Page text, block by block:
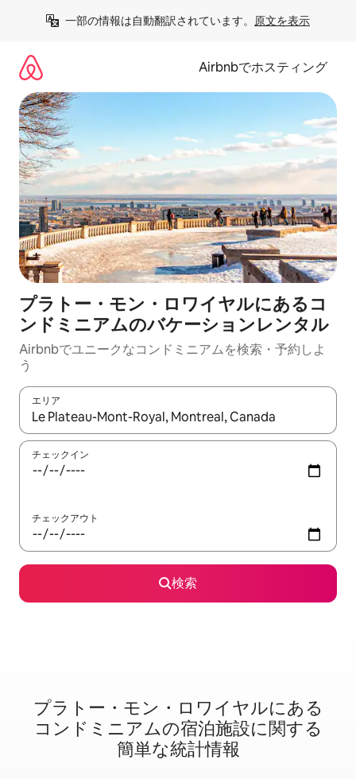
一部の情報は自動翻訳されています。 原文を表示
Airbnbでホスティング
プラトー・モン・ロワイヤルにあるコ
ンドミニアムのバケーションレンタル
Airbnbでユニークなコンドミニアムを検索・予約しよ
う
エリア
検索結果が表示されたら、上下の矢印キーを使って移動するか
チェックイン
チェックアウト
検索
プラトー・モン・ロワイヤルに⁠あ⁠る
コ⁠ン⁠ド⁠ミ⁠ニ⁠ア⁠ム⁠の宿⁠泊⁠施⁠設⁠に関⁠す⁠る
簡⁠単⁠な統⁠計⁠情⁠報